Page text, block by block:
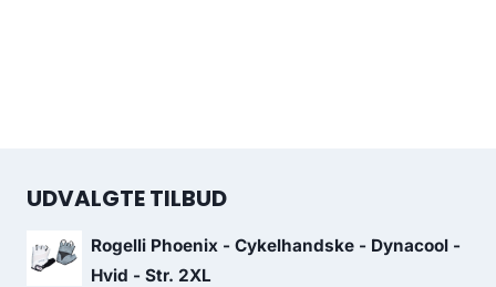
UDVALGTE TILBUD
Rogelli Phoenix - Cykelhandske - Dynacool -
Hvid - Str. 2XL